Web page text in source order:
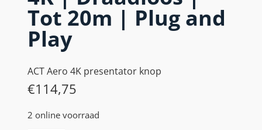
Tot 20m | Plug and
Play
ACT Aero 4K presentator knop
€114,75
2 online voorraad